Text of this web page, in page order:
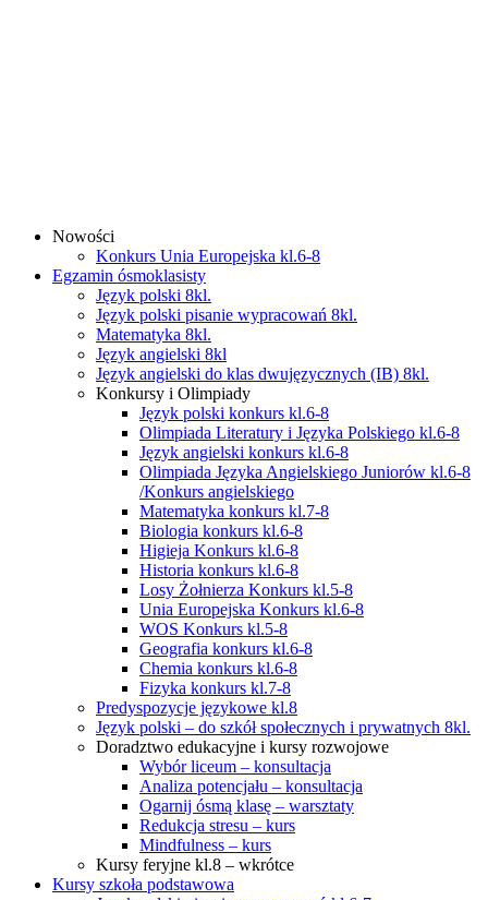
Nowości
Konkurs Unia Europejska kl.6-8
Egzamin ósmoklasisty
Język polski 8kl.
Język polski pisanie wypracowań 8kl.
Matematyka 8kl.
Język angielski 8kl
Język angielski do klas dwujęzycznych (IB) 8kl.
Konkursy i Olimpiady
Język polski konkurs kl.6-8
Olimpiada Literatury i Języka Polskiego kl.6-8
Język angielski konkurs kl.6-8
Olimpiada Języka Angielskiego Juniorów kl.6-8
/Konkurs angielskiego
Matematyka konkurs kl.7-8
Biologia konkurs kl.6-8
Higieja Konkurs kl.6-8
Historia konkurs kl.6-8
Losy Żołnierza Konkurs kl.5-8
Unia Europejska Konkurs kl.6-8
WOS Konkurs kl.5-8
Geografia konkurs kl.6-8
Chemia konkurs kl.6-8
Fizyka konkurs kl.7-8
Predyspozycje językowe kl.8
Język polski – do szkół społecznych i prywatnych 8kl.
Doradztwo edukacyjne i kursy rozwojowe
Wybór liceum – konsultacja
Analiza potencjału – konsultacja
Ogarnij ósmą klasę – warsztaty
Redukcja stresu – kurs
Mindfulness – kurs
Kursy feryjne kl.8 – wkrótce
Kursy szkoła podstawowa